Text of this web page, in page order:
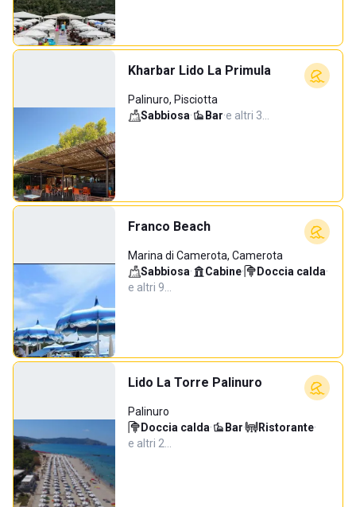
Kharbar Lido La Primula
Palinuro, Pisciotta
Sabbiosa· Bar·e altri 3…
Franco Beach
Marina di Camerota, Camerota
Sabbiosa· Cabine· Doccia calda·
e altri 9…
Lido La Torre Palinuro
Palinuro
Doccia calda· Bar· Ristorante·
e altri 2…